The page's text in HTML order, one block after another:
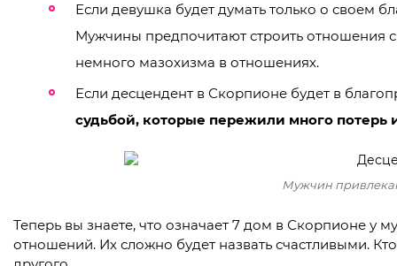
Если девушка будет думать только о своем
Мужчины предпочитают строить отношения
немного мазохизма в отношениях.
Если десцендент в Скорпионе будет в
судьбой, которые пережили много потерь
Мужчин
Теперь вы знаете, что означает 7 дом в Скорпионе у
отношений. Их сложно будет назвать счастливыми.